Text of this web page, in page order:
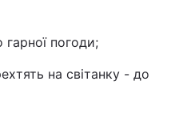
погоди;
на світанку - до